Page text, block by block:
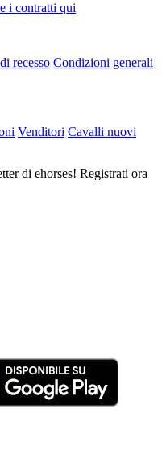
i contratti qui
recesso Condizioni generali
Venditori Cavalli nuovi
di ehorses! Registrati ora